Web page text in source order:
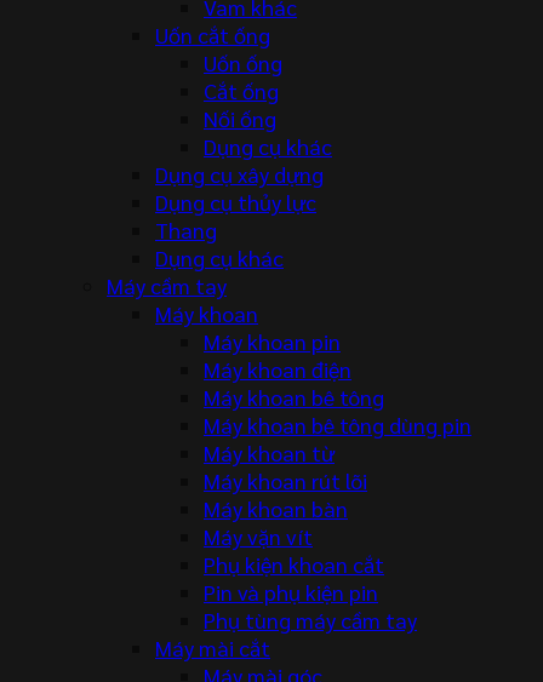
Vam khác
Uốn cắt ống
Uốn ống
Cắt ống
Nối ống
Dụng cụ khác
Dụng cụ xây dựng
Dụng cụ thủy lực
Thang
Dụng cụ khác
Máy cầm tay
Máy khoan
Máy khoan pin
Máy khoan điện
Máy khoan bê tông
Máy khoan bê tông dùng pin
Máy khoan từ
Máy khoan rút lõi
Máy khoan bàn
Máy vặn vít
Phụ kiện khoan cắt
Pin và phụ kiện pin
Phụ tùng máy cầm tay
Máy mài cắt
Máy mài góc